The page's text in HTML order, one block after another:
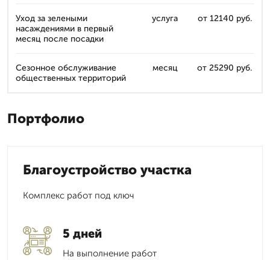
Уход за зелеными
насаждениями в первый
месяц после посадки
услуга от 12140 руб.
Сезонное обслуживание
общественных территорий
месяц от 25290 руб.
Портфолио
Благоустройство участка
Комплекс работ под ключ
5 дней
На выполнение работ